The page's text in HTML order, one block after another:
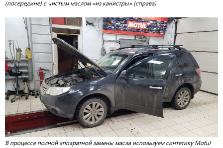
(посередине) с чистым маслом «из канистры» (справа)
В процессе полной аппаратной замены масла используем синтетику Motul